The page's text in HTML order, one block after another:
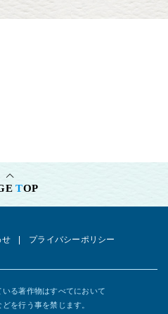
ジョブチューン」
ご８」
アシスタントMC / テレ朝ch1・2
TOP
せ プライバシーポリシー
る著作物はすべてにおいて
を行う事を禁じます。